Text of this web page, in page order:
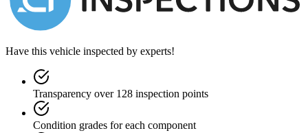
But even without its movie credentials, this car commands presence.
It is rare, powerful, and in this specification, with only 36,000
kilometers, a genuinely collectible modern classic.
*The ultimate modern classic?
The Vanquish represents Aston Martin’s evolution from old-world
charm to modern sophistication. It still feels analog, visceral, and full
of soul, but is equipped with the refinement and engineering to
Have this vehicle inspected by experts!
Transparency over 128 inspection points
Condition grades for each component